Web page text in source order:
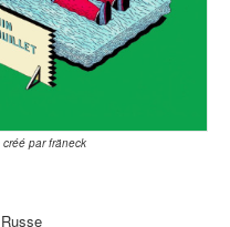
par fräneck